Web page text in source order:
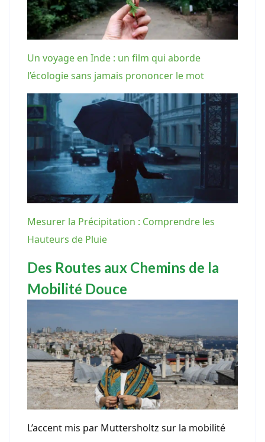
Un voyage en Inde : un film qui aborde
l’écologie sans jamais prononcer le mot
Mesurer la Précipitation : Comprendre les
Hauteurs de Pluie
Des Routes aux Chemins de la
Mobilité Douce
L’accent mis par Muttersholtz sur la mobilité